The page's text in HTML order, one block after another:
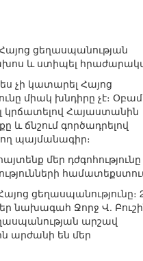
ցեղասպանության
և ստիպել
չի կատարել Հայոց
միակ խնդիրը չէ։
կրճատելով Հայաստանին
ճնշում գործադրելով
պայմանագիր։
մեր դժգոհությունը
ցեղասպանությունը։
նախագահ Ջորջ Վ.
արշավ
արժանի են մեր